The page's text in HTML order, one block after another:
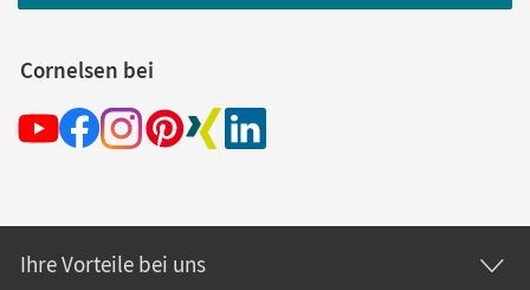
Cornelsen bei
Ihre Vorteile bei uns